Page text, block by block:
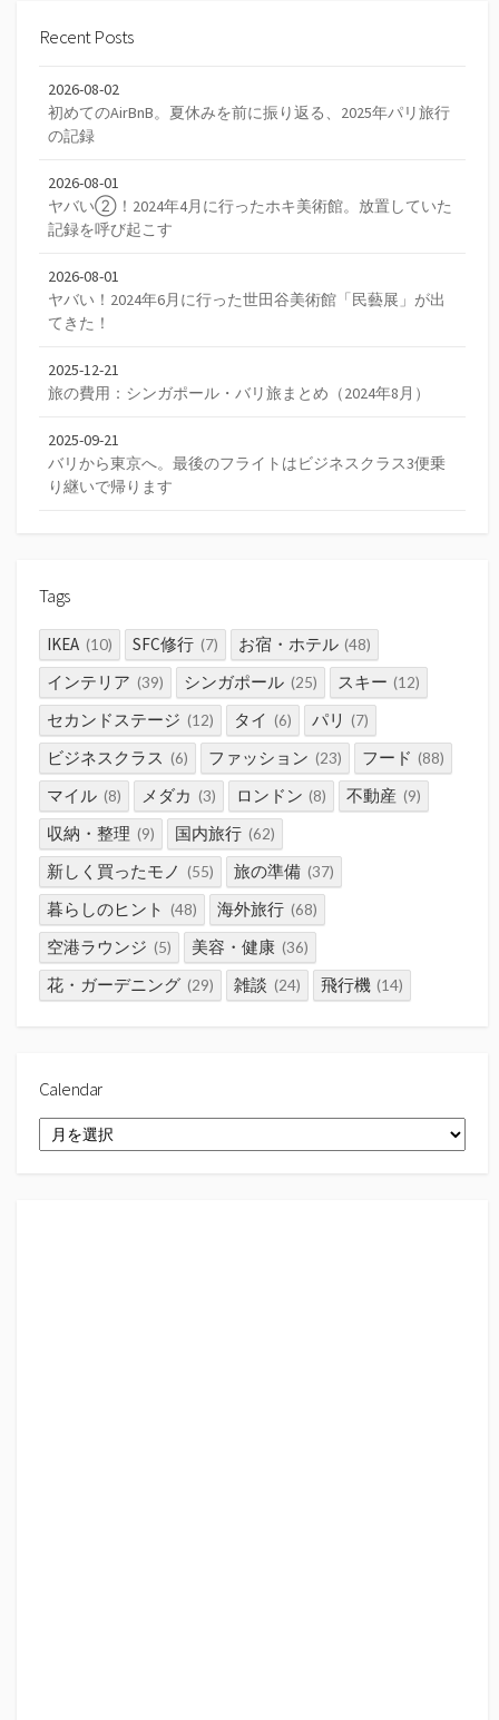
Recent Posts
2026-08-02
初めてのAirBnB。夏休みを前に振り返る、2025年パリ旅行
の記録
2026-08-01
ヤバい②！2024年4月に行ったホキ美術館。放置していた
記録を呼び起こす
2026-08-01
ヤバい！2024年6月に行った世田谷美術館「民藝展」が出
てきた！
2025-12-21
旅の費用：シンガポール・バリ旅まとめ（2024年8月）
2025-09-21
バリから東京へ。最後のフライトはビジネスクラス3便乗
り継いで帰ります
Tags
IKEA (10) SFC修行 (7) お宿・ホテル (48)
インテリア (39) シンガポール (25) スキー (12)
セカンドステージ (12) タイ (6) パリ (7)
ビジネスクラス (6) ファッション (23) フード (88)
マイル (8) メダカ (3) ロンドン (8) 不動産 (9)
収納・整理 (9) 国内旅行 (62)
新しく買ったモノ (55) 旅の準備 (37)
暮らしのヒント (48) 海外旅行 (68)
空港ラウンジ (5) 美容・健康 (36)
花・ガーデニング (29) 雑談 (24) 飛行機 (14)
Calendar
Calendar